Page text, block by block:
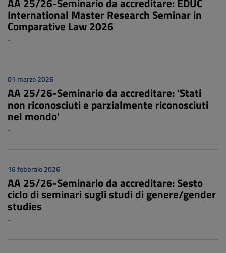
International Master Research Seminar in
Comparative Law 2026
-
01 marzo 2026
AA 25/26-Seminario da accreditare: 'Stati
non riconosciuti e parzialmente riconosciuti
nel mondo'
-
16 febbraio 2026
AA 25/26-Seminario da accreditare: Sesto
ciclo di seminari sugli studi di genere/gender
studies
-